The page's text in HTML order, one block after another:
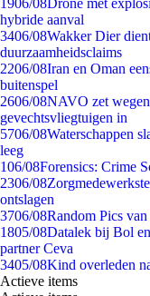
1906/08Drone met
hybride aanval
3406/08Wakker Dier
duurzaamheidsclaims
2206/08Iran en Oman
buitenspel
2606/08NAVO zet
gevechtsvliegtuigen in
5706/08Waterschappen
leeg
106/08Forensics: Crime
2306/08
ontslagen
3706/08Random Pics
1805/08Datalek bij Bol
partner Ceva
3405/08Kind overleden
Actieve items